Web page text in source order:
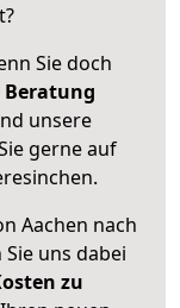
Sie doch
Beratung
unsere
gerne auf
Aachen nach
uns dabei
zu